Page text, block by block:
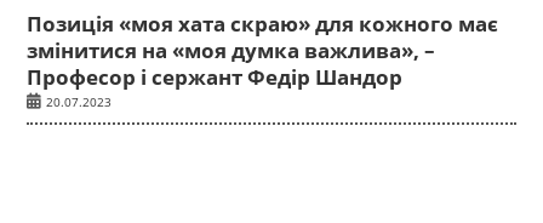
Позиція «моя хата скраю» для кожного має
змінитися на «моя думка важлива», –
Професор і сержант Федір Шандор
20.07.2023